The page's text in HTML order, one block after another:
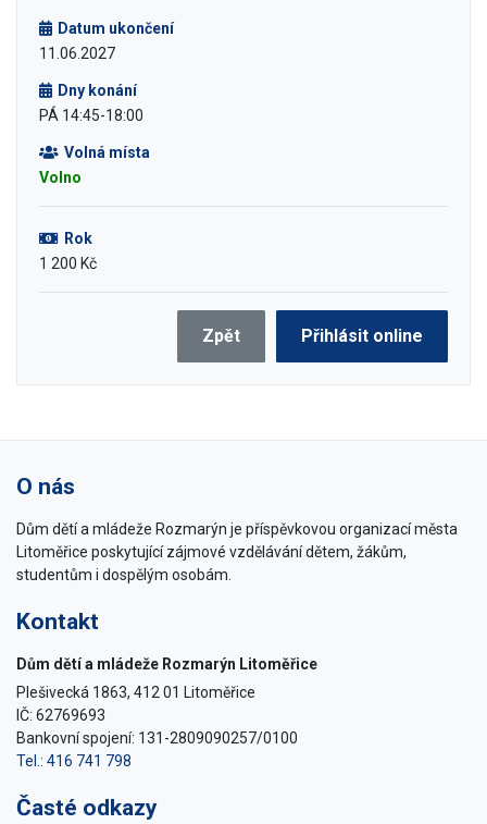
Datum ukončení
11.06.2027
Dny konání
PÁ 14:45-18:00
Volná místa
Volno
Rok
1 200 Kč
Přihlásit online
Zpět
O nás
Dům dětí a mládeže Rozmarýn je příspěvkovou organizací města
Litoměřice poskytující zájmové vzdělávání dětem, žákům,
studentům i dospělým osobám.
Kontakt
Dům dětí a mládeže Rozmarýn Litoměřice
Plešivecká 1863, 412 01 Litoměřice
IČ: 62769693
Bankovní spojení: 131-2809090257/0100
Tel.: 416 741 798
Časté odkazy